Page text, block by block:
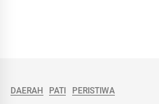
DAERAH PATI PERISTIWA